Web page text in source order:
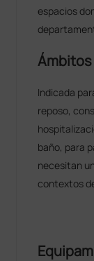
espacios
Indicada
reposo,
baño, para
necesitan
contextos